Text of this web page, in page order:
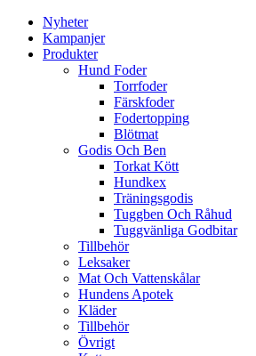
Nyheter
Kampanjer
Produkter
Hund Foder
Torrfoder
Färskfoder
Fodertopping
Blötmat
Godis Och Ben
Torkat Kött
Hundkex
Träningsgodis
Tuggben Och Råhud
Tuggvänliga Godbitar
Tillbehör
Leksaker
Mat Och Vattenskålar
Hundens Apotek
Kläder
Tillbehör
Övrigt